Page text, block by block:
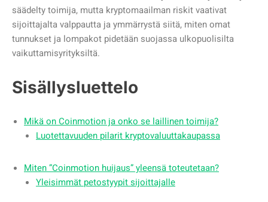
säädelty toimija, mutta kryptomaailman riskit vaativat
sijoittajalta valppautta ja ymmärrystä siitä, miten omat
tunnukset ja lompakot pidetään suojassa ulkopuolisilta
vaikuttamisyrityksiltä.
Sisällysluettelo
Mikä on Coinmotion ja onko se laillinen toimija?
Luotettavuuden pilarit kryptovaluuttakaupassa
Miten ”Coinmotion huijaus” yleensä toteutetaan?
Yleisimmät petostyypit sijoittajalle